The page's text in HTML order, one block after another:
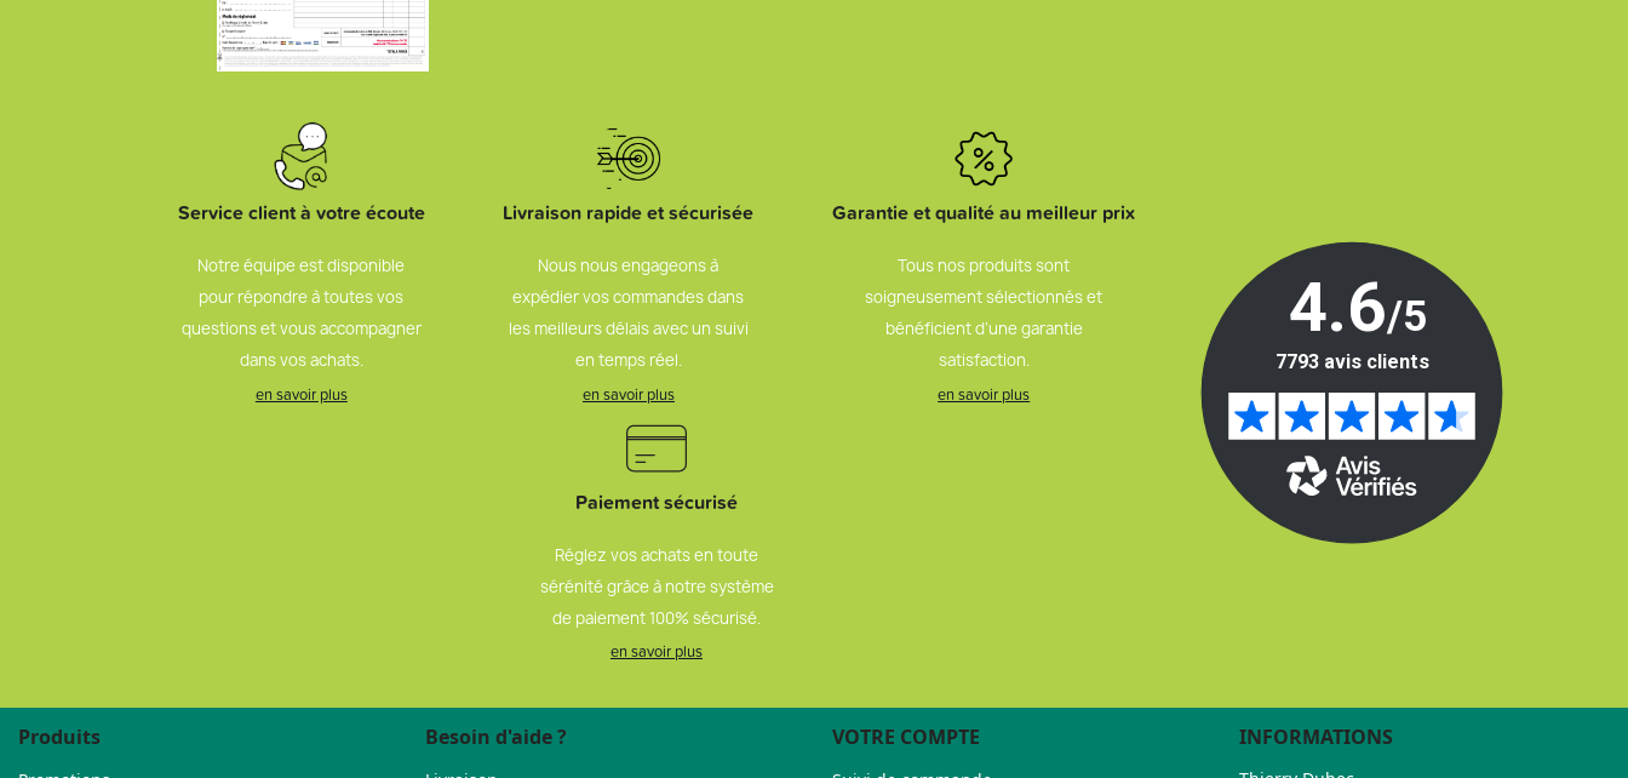
Service client à votre écoute
Notre équipe est disponible
pour répondre à toutes vos
questions et vous accompagner
dans vos achats.
en savoir plus
Livraison rapide et sécurisée
Nous nous engageons à
expédier vos commandes dans
les meilleurs délais avec un suivi
en temps réel.
en savoir plus
Garantie et qualité au meilleur prix
Tous nos produits sont
soigneusement sélectionnés et
bénéficient d’une garantie
satisfaction.
en savoir plus
Paiement sécurisé
Réglez vos achats en toute
sérénité grâce à notre système
de paiement 100% sécurisé.
en savoir plus
Produits Besoin d'aide ? VOTRE COMPTE INFORMATIONS